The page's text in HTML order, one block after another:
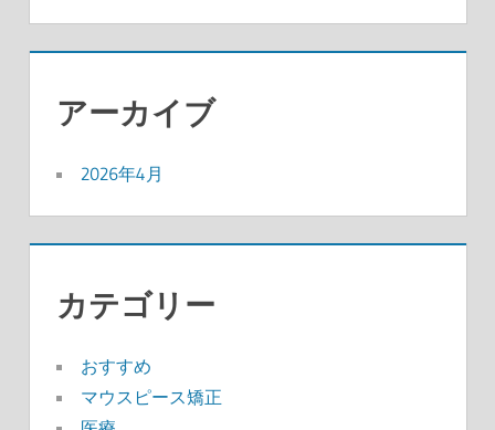
アーカイブ
2026年4月
カテゴリー
おすすめ
マウスピース矯正